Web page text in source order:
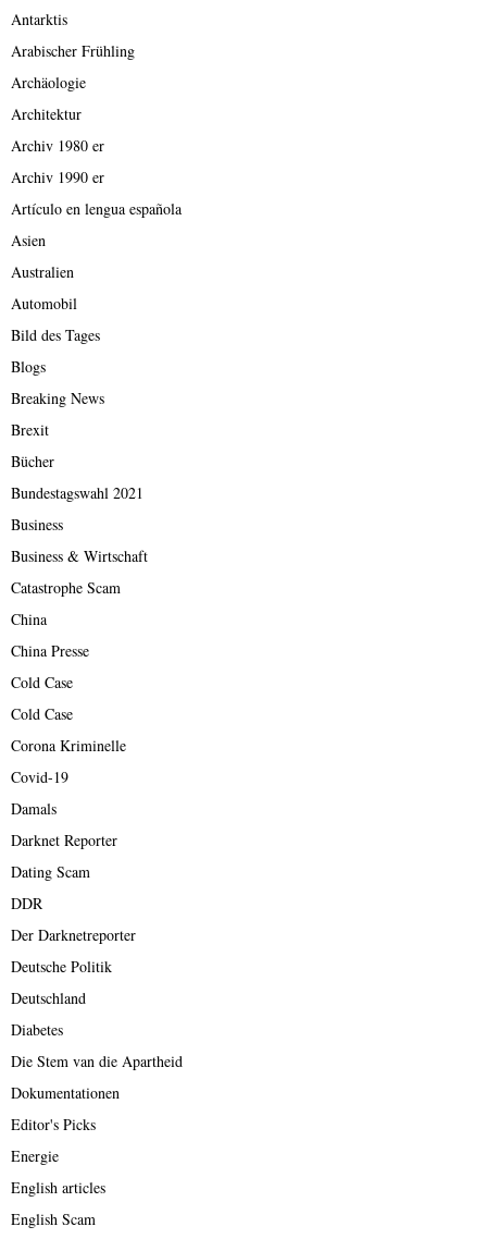
Antarktis
Arabischer Frühling
Archäologie
Architektur
Archiv 1980 er
Archiv 1990 er
Artículo en lengua española
Asien
Australien
Automobil
Bild des Tages
Blogs
Breaking News
Brexit
Bücher
Bundestagswahl 2021
Business
Business & Wirtschaft
Catastrophe Scam
China
China Presse
Cold Case
Cold Case
Corona Kriminelle
Covid-19
Damals
Darknet Reporter
Dating Scam
DDR
Der Darknetreporter
Deutsche Politik
Deutschland
Diabetes
Die Stem van die Apartheid
Dokumentationen
Editor's Picks
Energie
English articles
English Scam